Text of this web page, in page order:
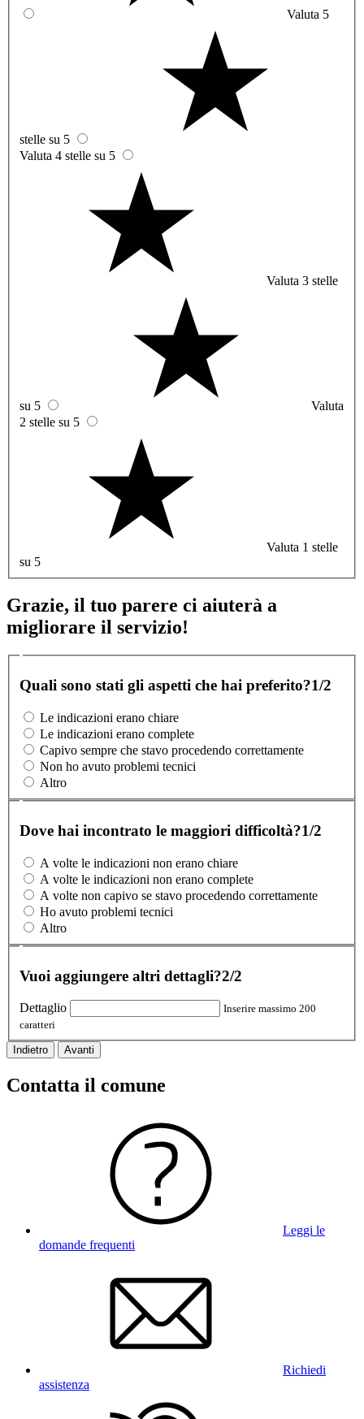
Valuta 5
stelle su 5
Valuta 4 stelle su 5
Valuta 3 stelle
su 5
Valuta
2 stelle su 5
Valuta 1 stelle
su 5
Grazie, il tuo parere ci aiuterà a
migliorare il servizio!
Quali sono stati gli aspetti che hai preferito?1/2
Le indicazioni erano chiare
Le indicazioni erano complete
Capivo sempre che stavo procedendo correttamente
Non ho avuto problemi tecnici
Altro
Dove hai incontrato le maggiori difficoltà?1/2
A volte le indicazioni non erano chiare
A volte le indicazioni non erano complete
A volte non capivo se stavo procedendo correttamente
Ho avuto problemi tecnici
Altro
Vuoi aggiungere altri dettagli?2/2
Dettaglio
Inserire massimo 200
caratteri
Indietro Avanti
Contatta il comune
Leggi le
domande frequenti
Richiedi
assistenza